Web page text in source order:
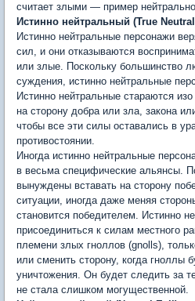
считает злыми — пример
Истинно нейтральный (True
Истинно нейтральные персонажи
сил, и они отказываются
или злые. Поскольку большинство
суждения, истинно нейтральные
Истинно нейтральные стараются
на сторону добра или зла, закона
чтобы все эти силы оставались в
противостоянии.
Иногда истинно нейтральные
в весьма специфические альянсы.
вынуждены вставать на сторону
ситуации, иногда даже меняя
становится победителем. Истинно
присоединиться к силам местного
племени злых гноллов (gnolls),
или сменить сторону, когда гноллы
уничтожения. Он будет следить за
не стала слишком могущественной.